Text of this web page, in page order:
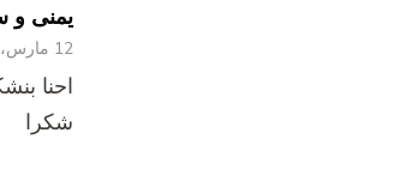
يمنى و
12 مارس، 2011 الساعة 12:00 ص
احنا
شكرا